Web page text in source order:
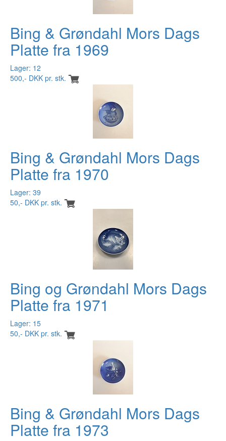
Bing & Grøndahl Mors Dags
Platte fra 1969
Lager: 12
500,- DKK pr. stk.
Bing & Grøndahl Mors Dags
Platte fra 1970
Lager: 39
50,- DKK pr. stk.
Bing og Grøndahl Mors Dags
Platte fra 1971
Lager: 15
50,- DKK pr. stk.
Bing & Grøndahl Mors Dags
Platte fra 1973